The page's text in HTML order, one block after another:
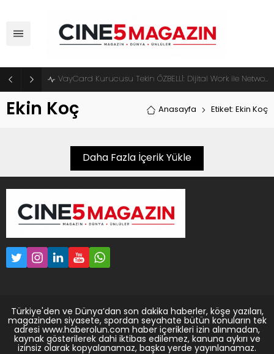
VayCard Kurucusu Tekin ÖZBELLİ: Dijital Work ile Network Marketingde Yeni Dönem Başlıyor
Ekin Koç Anasayfa Etiket: Ekin Koç
Daha Fazla İçerik Yükle
Türkiye'den ve Dünya’dan son dakika haberler, köşe yazıları,
magazinden siyasete, spordan seyahate bütün konuların tek
adresi www.haberolun.com haber içerikleri izin alınmadan,
kaynak gösterilerek dahi iktibas edilemez, kanuna aykırı ve
izinsiz olarak kopyalanamaz, başka yerde yayınlanamaz.